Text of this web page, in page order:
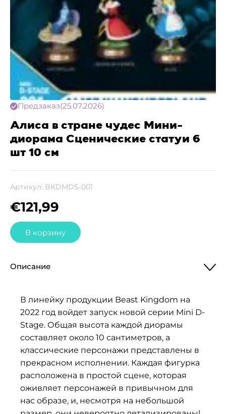
Предзаказ(25.07.2026)
Алиса в стране чудес Мини-
диорама Сценические статуи 6
шт 10 см
Артикул: BKDMDS-001
€121,99
В корзину
Описание
В линейку продукции Beast Kingdom на
2022 год войдет запуск новой серии Mini D-
Stage. Общая высота каждой диорамы
составляет около 10 сантиметров, а
классические персонажи представлены в
прекрасном исполнении. Каждая фигурка
расположена в простой сцене, которая
оживляет персонажей в привычном для
нас образе, и, несмотря на небольшой